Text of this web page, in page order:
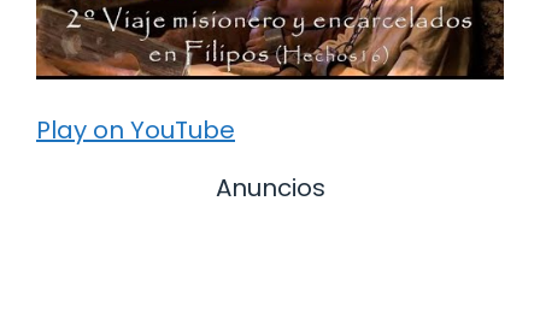
Play on YouTube
Anuncios